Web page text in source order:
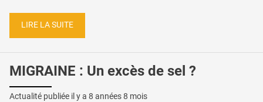
LIRE LA SUITE
MIGRAINE : Un excès de sel ?
Actualité publiée il y a 8 années 8 mois